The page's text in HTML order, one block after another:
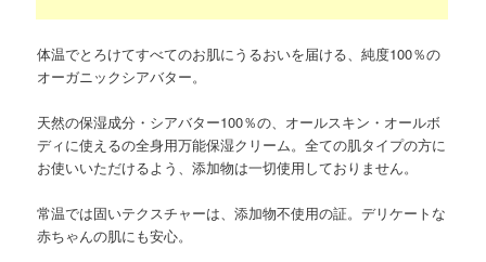
体温でとろけてすべてのお肌にうるおいを届ける、純度100％の
オーガニックシアバター。
天然の保湿成分・シアバター100％の、オールスキン・オールボ
ディに使えるの全身用万能保湿クリーム。全ての肌タイプの方に
お使いいただけるよう、添加物は一切使用しておりません。
常温では固いテクスチャーは、添加物不使用の証。デリケートな
赤ちゃんの肌にも安心。